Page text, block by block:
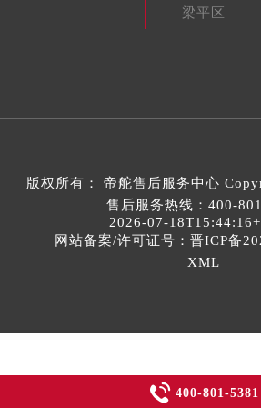
梁平区
版权所有： 帝舵售后服务中心
售后服务热线： 400-
2026-07-
网站备案/许可证号：晋ICP备
XML
 400-801-5381